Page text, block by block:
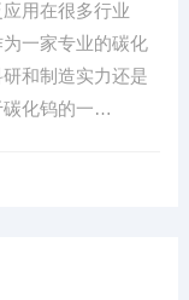
用在很多行业
一家专业的碳化
和制造实力还是
碳化钨的一…